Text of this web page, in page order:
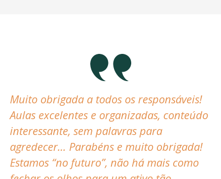
Muito obrigada a todos os responsáveis!
Aulas excelentes e organizadas, conteúdo
interessante, sem palavras para
agredecer… Parabéns e muito obrigada!
Estamos “no futuro”, não há mais como